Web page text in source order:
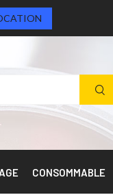
CONSOMMABLE